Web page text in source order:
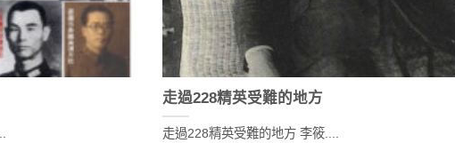
走過228精英受難的地方
走過228精英受難的地方 李筱....